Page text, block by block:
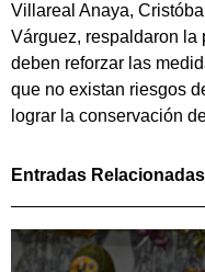
Villareal Anaya,
Várguez, respaldaron la
deben reforzar las
que no existan riesgos
lograr la conservación
Entradas Relacionadas